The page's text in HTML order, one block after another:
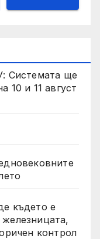
Системата ще
10 и 11 август
където е
контрол